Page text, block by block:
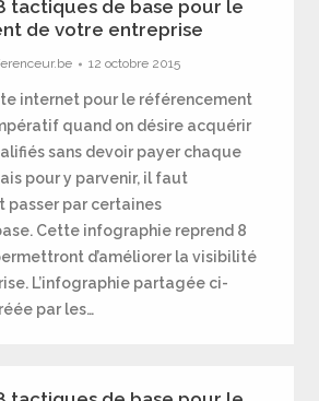
tactiques de base pour le
de votre entreprise
12 octobre 2015
internet pour le référencement
quand on désire acquérir
sans devoir payer chaque
pour y parvenir, il faut
par certaines
Cette infographie reprend 8
d’améliorer la visibilité
L’infographie partagée ci-
par les…